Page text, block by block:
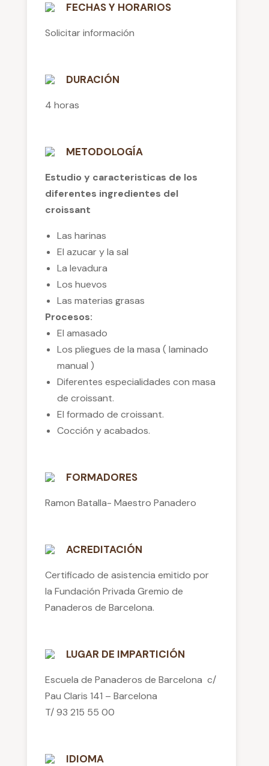
FECHAS Y HORARIOS
Solicitar información
DURACIÓN
4 horas
METODOLOGÍA
Estudio y caracteristicas de los
diferentes ingredientes del
croissant
Las harinas
El azucar y la sal
La levadura
Los huevos
Las materias grasas
Procesos:
El amasado
Los pliegues de la masa ( laminado
manual )
Diferentes especialidades con masa
de croissant.
El formado de croissant.
Cocción y acabados.
FORMADORES
Ramon Batalla- Maestro Panadero
ACREDITACIÓN
Certificado de asistencia emitido por
la Fundación Privada Gremio de
Panaderos de Barcelona.
LUGAR DE IMPARTICIÓN
Escuela de Panaderos de Barcelona c/
Pau Claris 141 – Barcelona
T/ 93 215 55 00
IDIOMA